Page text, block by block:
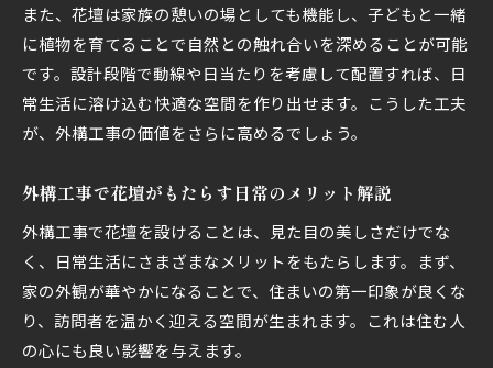
また、花壇は家族の憩いの場としても機能し、子どもと一緒
に植物を育てることで自然との触れ合いを深めることが可能
です。設計段階で動線や日当たりを考慮して配置すれば、日
常生活に溶け込む快適な空間を作り出せます。こうした工夫
が、外構工事の価値をさらに高めるでしょう。
外構工事で花壇がもたらす日常のメリット解説
外構工事で花壇を設けることは、見た目の美しさだけでな
く、日常生活にさまざまなメリットをもたらします。まず、
家の外観が華やかになることで、住まいの第一印象が良くな
り、訪問者を温かく迎える空間が生まれます。これは住む人
の心にも良い影響を与えます。